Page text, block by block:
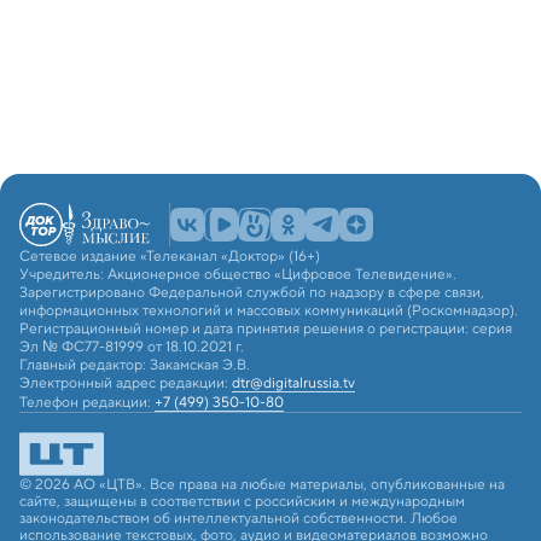
Сетевое издание «Телеканал «Доктор» (16+)
Учредитель: Акционерное общество «Цифровое Телевидение».
Зарегистрировано Федеральной службой по надзору в сфере связи,
информационных технологий и массовых коммуникаций (Роскомнадзор).
Регистрационный номер и дата принятия решения о регистрации: серия
Эл № ФС77-81999 от 18.10.2021 г.
Главный редактор: Закамская Э.В.
Электронный адрес редакции: dtr@digitalrussia.tv
Телефон редакции: +7 (499) 350-10-80
© 2026 АО «ЦТВ». Все права на любые материалы, опубликованные на
сайте, защищены в соответствии с российским и международным
законодательством об интеллектуальной собственности. Любое
использование текстовых, фото, аудио и видеоматериалов возможно